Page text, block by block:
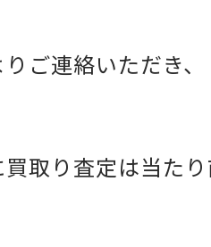
ご連絡いただき、
取り査定は当たり